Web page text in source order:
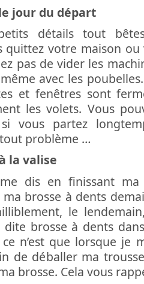
jour du départ
détails tout
quittez votre maison
pas de vider les
avec les
et fenêtres sont
les volets. Vous
si vous partez
problème …
la valise
dis en finissant
brosse à dents
le
brosse à dents
ce n’est que lorsque je
de déballer ma
brosse. Cela vous